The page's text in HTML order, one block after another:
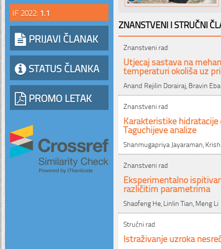
IF 2022: 1.1
PRIJAVI ČLANAK
STATUS ČLANKA
PROMO LETAK
ZNANSTVENI I STRUČNI
Znanstveni rad
Utjecaj sastava na
temperaturi okoliša uz
Anand Rejilin Dorairaj, Bravin
Znanstveni rad
Karakteristike
Taguchijeve analize
Shanmugapriya Jayaraman,
Znanstveni rad
Eksperimentalno
različitim parametrima
Shaofeng He, Linlin Tian, Meng Li
Stručni rad
Istraživanje uzroka